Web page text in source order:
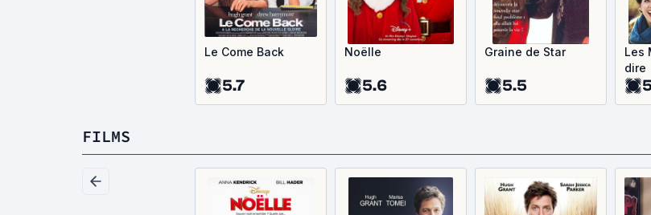
Le Come Back
5.7
Noëlle
5.6
Graine de Star
5.5
Les
dire
FILMS